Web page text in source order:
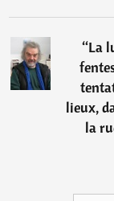
“La
lieux,
la